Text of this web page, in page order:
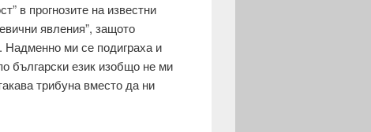
в прогнозите на известни
явления”, защото
Надменно ми се подиграха и
български език изобщо не ми
трибуна вместо да ни